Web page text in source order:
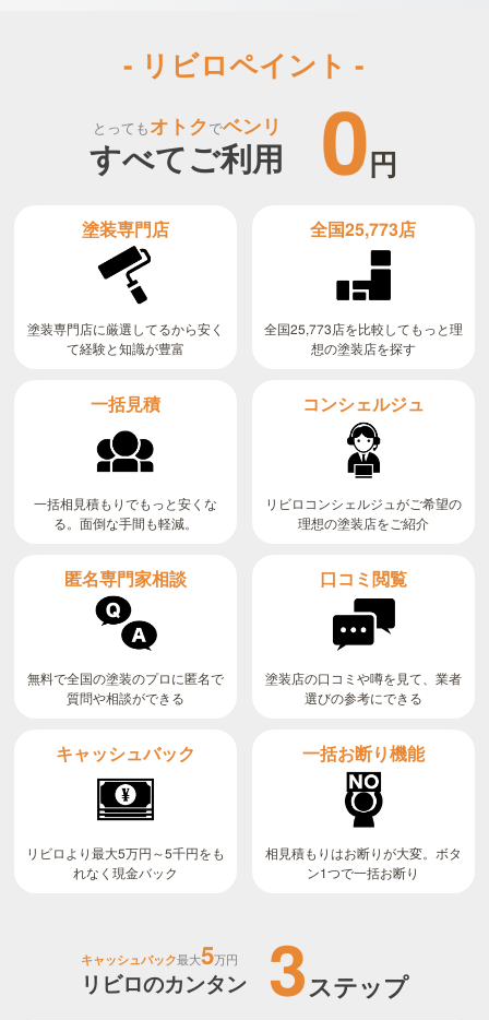
- リビロペイント -
とってもオトクでベンリ
すべてご利用 0円
塗装専門店
塗装専門店に厳選してるから安く
て経験と知識が豊富
全国25,773店
全国25,773店を比較してもっと理
想の塗装店を探す
一括見積
一括相見積もりでもっと安くな
る。面倒な手間も軽減。
コンシェルジュ
リビロコンシェルジュがご希望の
理想の塗装店をご紹介
匿名専門家相談
無料で全国の塗装のプロに匿名で
質問や相談ができる
口コミ閲覧
塗装店の口コミや噂を見て、業者
選びの参考にできる
キャッシュバック
リビロより最大5万円～5千円をも
れなく現金バック
一括お断り機能
相見積もりはお断りが大変。ボタ
ン1つで一括お断り
キャッシュバック最大5万円
リビロのカンタン 3ステップ